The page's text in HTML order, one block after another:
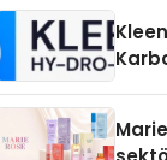
Aldı